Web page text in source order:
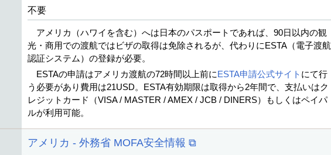
不要
アメリカ（ハワイを含む）へは日本のパスポートであれば、90日以内の観
光・商用での渡航ではビザの取得は免除されるが、代わりにESTA（電子渡航
認証システム）の登録が必要。
ESTAの申請はアメリカ渡航の72時間以上前にESTA申請公式サイト にて行
う必要があり費用は21USD。ESTA有効期限は取得から2年間で、支払いはク
レジットカード（VISA / MASTER / AMEX / JCB / DINERS）もしくはペイパ
ルが利用可能。
アメリカ - 外務省 MOFA安全情報 ⧉